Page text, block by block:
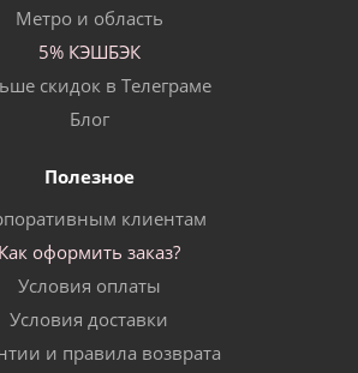
Метро и область
5% КЭШБЭК
скидок в Телеграме
Блог
Полезное
клиентам
Как оформить заказ?
Условия оплаты
Условия доставки
и правила возврата